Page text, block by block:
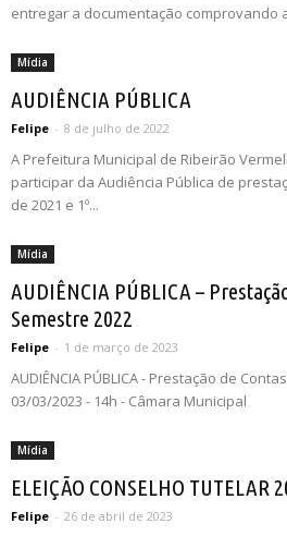
entregar a documentação comprovando
Mídia
AUDIÊNCIA PÚBLICA
Felipe - 8 de julho de 2022
A Prefeitura Municipal de Ribeirão
participar da Audiência Pública de
de 2021 e 1º...
Mídia
AUDIÊNCIA PÚBLICA –
Semestre 2022
Felipe - 1 de março de 2023
AUDIÊNCIA PÚBLICA - Prestação de
03/03/2023 - 14h - Câmara Municipal
Mídia
ELEIÇÃO CONSELHO TUTELAR
Felipe - 26 de abril de 2023